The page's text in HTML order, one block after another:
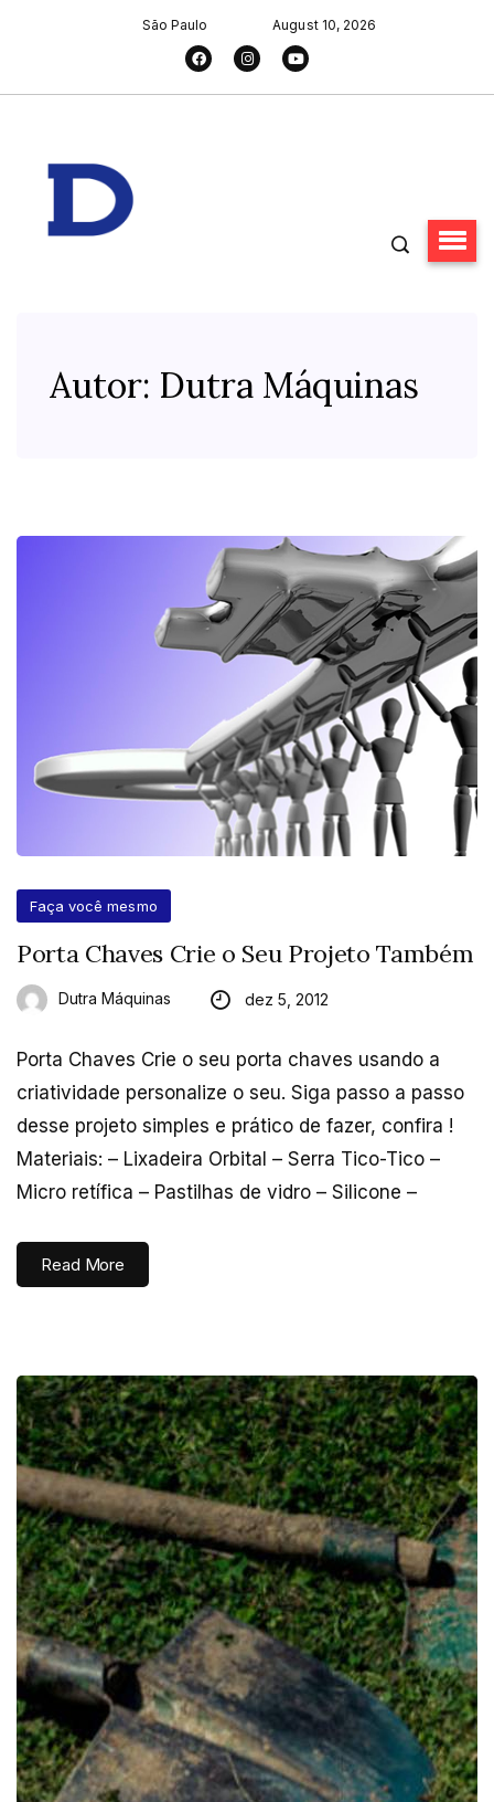
São Paulo August 10, 2026
Autor: Dutra Máquinas
Faça você mesmo
Porta Chaves Crie o Seu Projeto Também
Dutra Máquinas dez 5, 2012
Porta Chaves Crie o seu porta chaves usando a
criatividade personalize o seu. Siga passo a passo
desse projeto simples e prático de fazer, confira !
Materiais: – Lixadeira Orbital – Serra Tico-Tico –
Micro retífica – Pastilhas de vidro – Silicone –
Read More